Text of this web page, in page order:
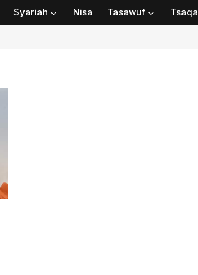
Syariah Nisa Tasawuf